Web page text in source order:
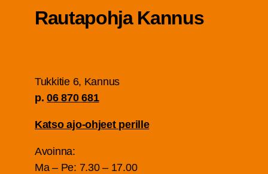
Rau­ta­poh­ja Kannus
Tuk­ki­tie 6, Kan­nus
p.06 870 681
Kat­so ajo-ohjeet perille
Avoin­na:
Ma – Pe: 7.30 – 17.00